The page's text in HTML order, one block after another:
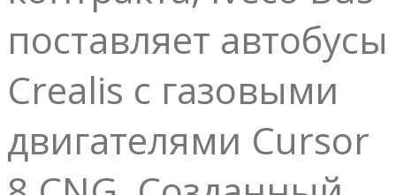
поставляет автобусы
Crealis с газовыми
двигателями Cursor